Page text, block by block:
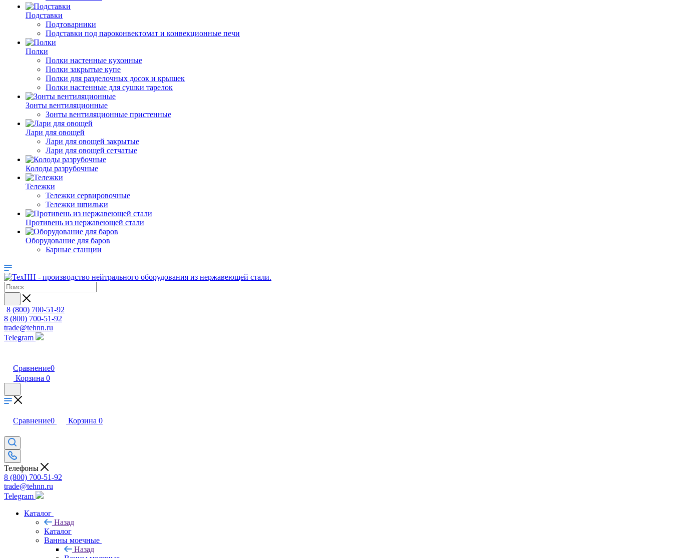
Подставки
Подтоварники
Подставки под пароконвектомат и конвекционные печи
Полки
Полки настенные кухонные
Полки закрытые купе
Полки для разделочных досок и крышек
Полки настенные для сушки тарелок
Зонты вентиляционные
Зонты вентиляционные пристенные
Лари для овощей
Лари для овощей закрытые
Лари для овощей сетчатые
Колоды разрубочные
Тележки
Тележки сервировочные
Тележки шпильки
Противень из нержавеющей стали
Оборудование для баров
Барные станции
8 (800) 700-51-92
8 (800) 700-51-92
trade@tehnn.ru
Telegram
Сравнение0
Корзина 0
Сравнение0 Корзина 0
Телефоны
8 (800) 700-51-92
trade@tehnn.ru
Telegram
Каталог
Назад
Каталог
Ванны моечные
Назад